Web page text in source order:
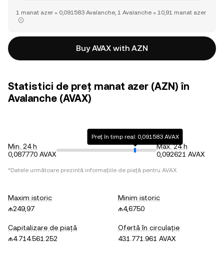
1 manat azer = 0,091583 Avalanche, 1 Avalanche = 10,91 manat azer
Buy AVAX with AZN
Statistici de preț manat azer (AZN) în
Avalanche (AVAX)
Min. 24 h
0,087770 AVAX
Preț în timp real: 0,091583 AVAX
Max. 24 h
0,092621 AVAX
*Datele următoare prezintă informațiile de piață pentru AVAX.
Maxim istoric
₼249,97
Minim istoric
₼4,6750
Capitalizare de piață
₼4.714.561.252
Ofertă în circulație
431.771.961 AVAX